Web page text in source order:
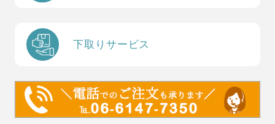
下取りサービス